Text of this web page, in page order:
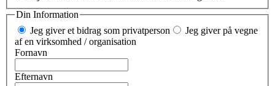
Din Information
Jeg giver et bidrag som privatperson
Jeg giver på vegne
af en virksomhed / organisation
Fornavn
Efternavn